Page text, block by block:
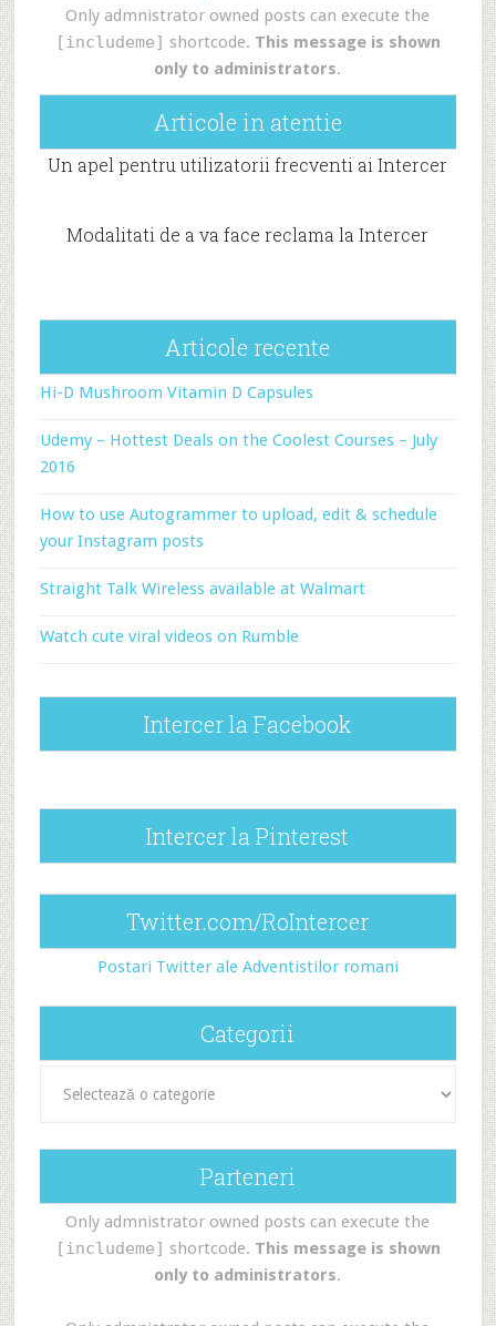
Only admnistrator owned posts can execute the
[includeme] shortcode. This message is shown
only to administrators.
Articole in atentie
Un apel pentru utilizatorii frecventi ai Intercer
Modalitati de a va face reclama la Intercer
Articole recente
Hi-D Mushroom Vitamin D Capsules
Udemy – Hottest Deals on the Coolest Courses – July
2016
How to use Autogrammer to upload, edit & schedule
your Instagram posts
Straight Talk Wireless available at Walmart
Watch cute viral videos on Rumble
Intercer la Facebook
Intercer la Pinterest
Twitter.com/RoIntercer
Postari Twitter ale Adventistilor romani
Categorii
Parteneri
Only admnistrator owned posts can execute the
[includeme] shortcode. This message is shown
only to administrators.